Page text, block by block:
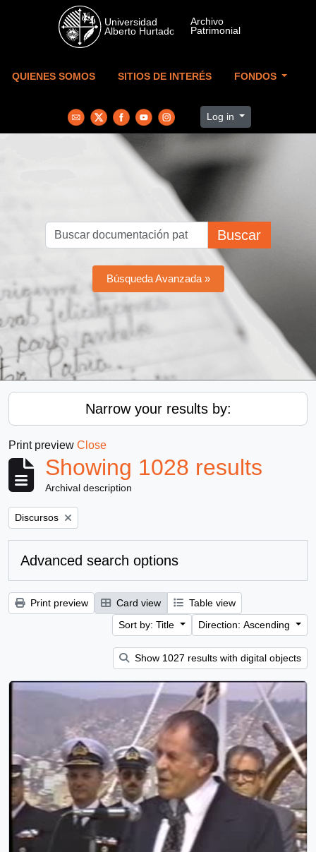
Skip to main content
QUIENES SOMOS SITIOS DE INTERÉS FONDOS
Log in
Buscar
Búsqueda Avanzada »
Narrow your results by:
Print preview Close
Showing 1028 results
Archival description
Remove filter:
Discursos
Advanced search options
Print preview Card view
Table view
Sort by: Title
Direction: Ascending
Show 1027 results with digital objects